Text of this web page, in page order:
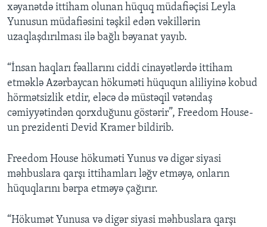
xəyanətdə ittiham olunan hüquq müdafiəçisi Leyla
Yunusun müdafiəsini təşkil edən vəkillərin
uzaqlaşdırılması ilə bağlı bəyanat yayıb.
“İnsan haqları fəallarını ciddi cinayətlərdə ittiham
etməklə Azərbaycan hökuməti hüququn aliliyinə kobud
hörmətsizlik etdir, eləcə də müstəqil vətəndaş
cəmiyyətindən qorxduğunu göstərir”, Freedom House-
un prezidenti Devid Kramer bildirib.
Freedom House hökuməti Yunus və digər siyasi
məhbuslara qarşı ittihamları ləğv etməyə, onların
hüquqlarını bərpa etməyə çağırır.
“Hökumət Yunusa və digər siyasi məhbuslara qarşı